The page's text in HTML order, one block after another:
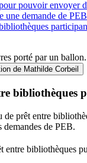
pouvoir envoyer
une demande de
de Mathilde Corbeil
bibliothèques
prêt entre
demandes de PEB.
entre bibliothèques